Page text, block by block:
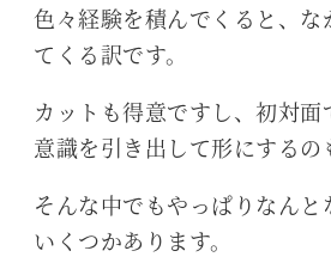
色々経験を積んでくると、な
てくる訳です。
カットも得意ですし、初対
意識を引き出して形にするの
そんな中でもやっぱりなんと
いくつかあります。